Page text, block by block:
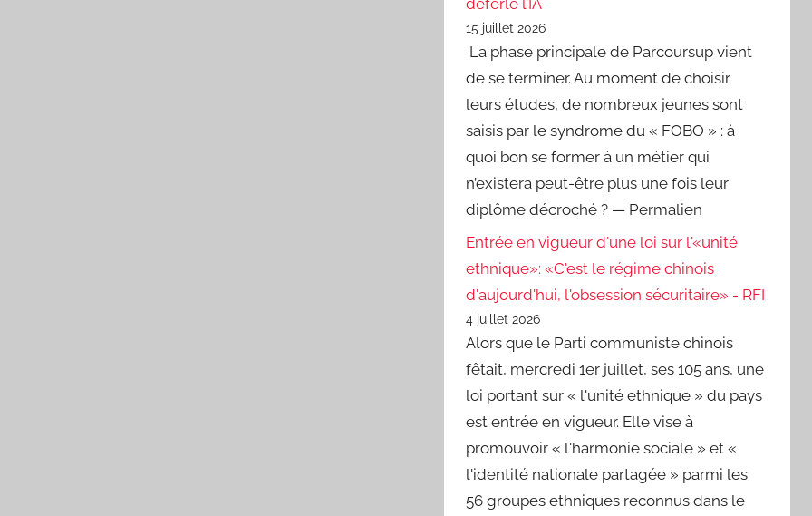
15 juillet 2026
La phase principale de Parcoursup vient
de se terminer. Au moment de choisir
leurs études, de nombreux jeunes sont
saisis par le syndrome du « FOBO » : à
quoi bon se former à un métier qui
n’existera peut-être plus une fois leur
diplôme décroché ? — Permalien
Entrée en vigueur d'une loi sur l'«unité
ethnique»: «C'est le régime chinois
d'aujourd'hui, l'obsession sécuritaire» - RFI
4 juillet 2026
Alors que le Parti communiste chinois
fêtait, mercredi 1er juillet, ses 105 ans, une
loi portant sur « l'unité ethnique » du pays
est entrée en vigueur. Elle vise à
promouvoir « l'harmonie sociale » et «
l'identité nationale partagée » parmi les
56 groupes ethniques reconnus dans le